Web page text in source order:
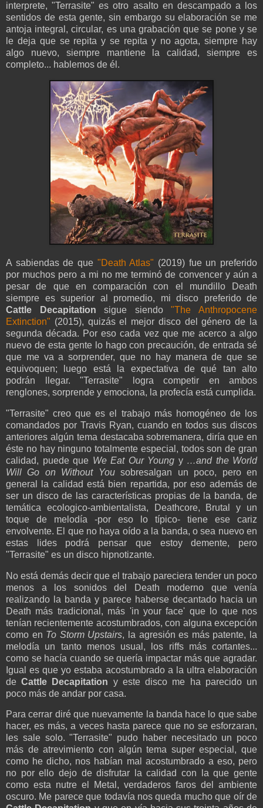
interprete, "Terrasite" es otro asalto en descampado a los
sentidos de esta gente, sin embargo su elaboración se me
antoja integral, circular, es una grabación que se pone y se
le deja que se repita y se repita y no agota, siempre hay
algo nuevo, siempre mantiene la calidad, siempre es
completo... hablemos de él.
A sabiendas de que "Death Atlas" (2019) fue un preferido
por muchos pero a mi no me terminó de convencer y aún a
pesar de que en comparación con el mundillo Death
siempre es superior al promedio, mi disco preferido de
Cattle Decapitation sigue siendo"The Anthropocene
Extinction" (2015), quizás el mejor disco del género de la
segunda década. Por eso cada vez que me acerco a algo
nuevo de esta gente lo hago con precaución, de entrada sé
que me va a sorprender, que no hay manera de que se
equivoquen; luego está la expectativa de qué tan alto
podrán llegar. "Terrasite" logra competir en ambos
renglones, sorprende y emociona, la profecía está cumplida.
"Terrasite" creo que es el trabajo más homogéneo de los
comandados por Travis Ryan, cuando en todos sus discos
anteriores algún tema destacaba sobremanera, diría que en
éste no hay ninguno totalmente especial, todos son de gran
calidad, puede que We Eat Our Young y …and the World
Will Go on Without Yousobresalgan un poco, pero en
general la calidad está bien repartida, por eso además de
ser un disco de las características propias de la banda, de
temática ecologico-ambientalista, Deathcore, Brutal y un
toque de melodía -por eso lo típico- tiene ese cariz
envolvente. El que no haya oído a la banda, o sea nuevo en
estas lides podrá pensar que estoy demente, pero
"Terrasite" es un disco hipnotizante.
No está demás decir que el trabajo pareciera tender un poco
menos a los sonidos del Death moderno que venía
realizando la banda y parece haberse decantado hacia un
Death más tradicional, más 'in your face' que lo que nos
tenían recientemente acostumbrados, con alguna excepción
como en To Storm Upstairs, la agresión es más patente, la
melodía un tanto menos usual, los riffs más cortantes...
como se hacía cuando se quería impactar más que agradar.
Igual es que yo estaba acostumbrado a la ultra elaboración
deCattle Decapitation y este disco me ha parecido un
poco más de andar por casa.
Para cerrar diré que nuevamente la banda hace lo que sabe
hacer, es más, a veces hasta parece que no se esforzaran,
les sale solo. "Terrasite" pudo haber necesitado un poco
más de atrevimiento con algún tema super especial, que
como he dicho, nos habían mal acostumbrado a eso, pero
no por ello dejo de disfrutar la calidad con la que gente
como esta nutre el Metal, verdaderos faros del ambiente
oscuro. Me parece que todavía nos queda mucho que oír de